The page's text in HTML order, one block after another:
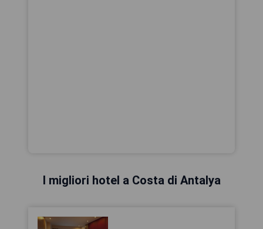
I migliori hotel a Costa di Antalya